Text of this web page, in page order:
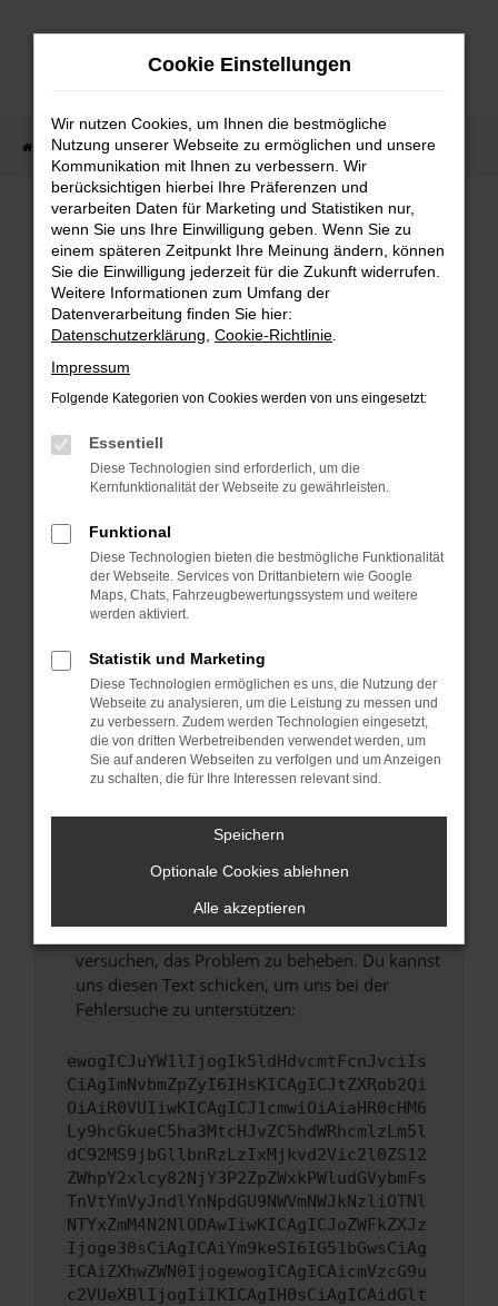
Zum
Startseite Tesla kaufen
FEHLER: NETWORK ERROR
Beim Laden ist ein Fehler aufgetreten.
Hier sind ein paar Tipps, die dir helfen können:
Überprüfe deine Firewall und deine
Internetverbindung.
Laden andere Webseiten, zum Beispiel deine
Suchmaschine?
Prüfe deine Browsererweiterungen.
Manche Erweiterungen, wie Werbeblocker,
verhindern. Funktioniert die Seite in einem
anderen Browser oder in einem privaten
Fenster?
Starte dein Gerät neu.
Das kann manchmal helfen, vorübergehende
Probleme zu beheben.
Stelle sicher, dass dein Browser und dein
Betriebssystem auf dem neuesten Stand
sind.
Veraltete Software birgt nicht nur ein
führen, dass bestimmte Funktionen nicht mehr
Wende dich an den Webseitenbetreiber.
Wenn du alle oben genannten Schritte versucht
versuchen, das Problem zu beheben. Du kannst
uns diesen Text schicken, um uns bei der
Fehlersuche zu unterstützen:
ewogICJuYW1lIjogIk5ldHdvcmtFcnJvciIs
CiAgImNvbmZpZyI6IHsKICAgICJtZXRob2Qi
OiAiR0VUIiwKICAgICJ1cmwiOiAiaHR0cHM6
Ly9hcGkueC5ha3MtcHJvZC5hdWRhcmlzLm5l
dC92MS9jbGllbnRzLzIxMjkvd2Vic2l0ZS12
ZWhpY2xlcy82NjY3P2ZpZWxkPWludGVybmFs
TnVtYmVyJndlYnNpdGU9NWVmNWJkNzliOTNl
NTYxZmM4N2NlODAwIiwKICAgICJoZWFkZXJz
Ijoge30sCiAgICAiYm9keSI6IG51bGwsCiAg
ICAiZXhwZWN0IjogewogICAgICAicmVzcG9u
c2VUeXBlIjogIiIKICAgIH0sCiAgICAidGlt
Cookie Einstellungen
Wir nutzen Cookies, um Ihnen die bestmögliche
Nutzung unserer Webseite zu ermöglichen und unsere
Kommunikation mit Ihnen zu verbessern. Wir
berücksichtigen hierbei Ihre Präferenzen und
verarbeiten Daten für Marketing und Statistiken nur,
wenn Sie uns Ihre Einwilligung geben. Wenn Sie zu
einem späteren Zeitpunkt Ihre Meinung ändern, können
Sie die Einwilligung jederzeit für die Zukunft widerrufen.
Weitere Informationen zum Umfang der
Datenverarbeitung finden Sie hier:
Datenschutzerklärung Cookie-Richtlinie
Impressum
Folgende Kategorien von Cookies werden von uns eingesetzt:
Essentiell
Diese Technologien sind erforderlich, um die
Kernfunktionalität der Webseite zu gewährleisten.
Funktional
Diese Technologien bieten die bestmögliche Funktionalität
der Webseite. Services von Drittanbietern wie Google
Maps, Chats, Fahrzeugbewertungssystem und weitere
werden aktiviert.
Statistik und Marketing
Diese Technologien ermöglichen es uns, die Nutzung der
Webseite zu analysieren, um die Leistung zu messen und
zu verbessern. Zudem werden Technologien eingesetzt,
die von dritten Werbetreibenden verwendet werden, um
Sie auf anderen Webseiten zu verfolgen und um Anzeigen
zu schalten, die für Ihre Interessen relevant sind.
Speichern
Optionale Cookies ablehnen
Alle akzeptieren